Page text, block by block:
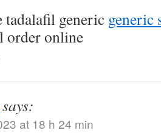
tadalafil generic generic
order online
says:
at 18 h 24 min